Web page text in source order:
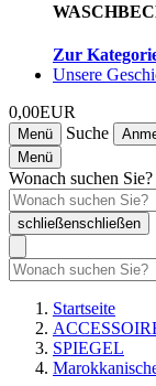
Zur
Unsere
0,00EUR
Menü Suche
Menü
Wonach suchen Sie?
schließenschließen
Startseite
SPIEGEL